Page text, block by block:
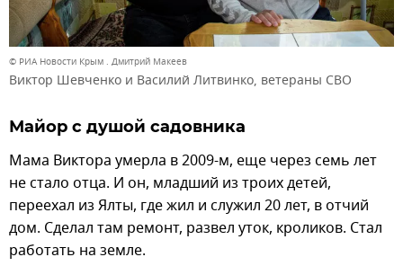
© РИА Новости Крым . Дмитрий Макеев
Виктор Шевченко и Василий Литвинко, ветераны СВО
Майор с душой садовника
Мама Виктора умерла в 2009-м, еще через семь лет
не стало отца. И он, младший из троих детей,
переехал из Ялты, где жил и служил 20 лет, в отчий
дом. Сделал там ремонт, развел уток, кроликов. Стал
работать на земле.